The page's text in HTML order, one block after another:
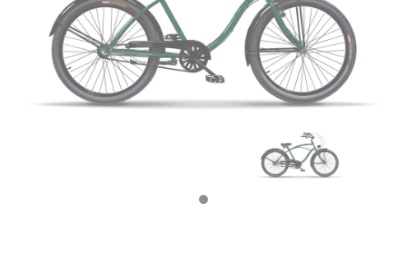
DAMSKIE
MĘSKIE